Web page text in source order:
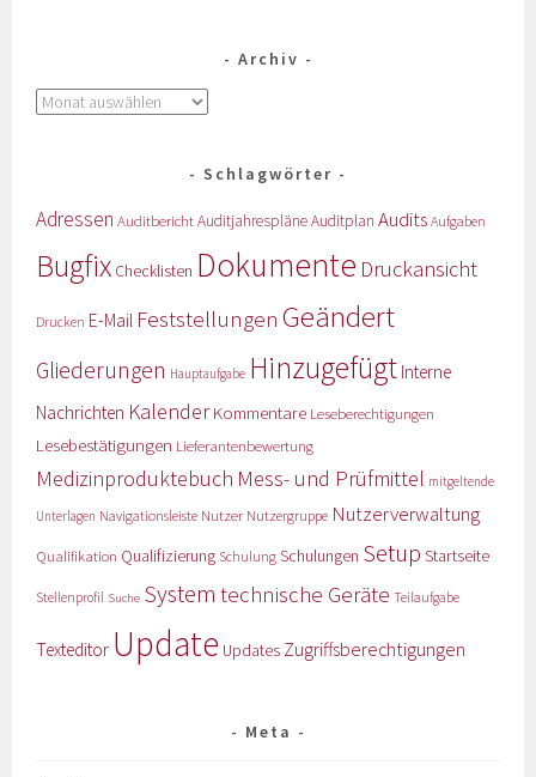
Archiv
Schlagwörter
Adressen AuditberichtAuditjahrespläneAuditplan Audits Aufgaben
Bugfix Checklisten Dokumente Druckansicht
Drucken E-Mail Feststellungen Geändert
Gliederungen Hauptaufgabe Hinzugefügt Interne
Nachrichten KalenderKommentare Leseberechtigungen
Lesebestätigungen Lieferantenbewertung
Medizinproduktebuch Mess- und Prüfmittel mitgeltende
Unterlagen Navigationsleiste Nutzer Nutzergruppe Nutzerverwaltung
Qualifikation Qualifizierung Schulung Schulungen Setup Startseite
Stellenprofil Suche System technische Geräte Teilaufgabe
Texteditor Update Updates Zugriffsberechtigungen
Meta